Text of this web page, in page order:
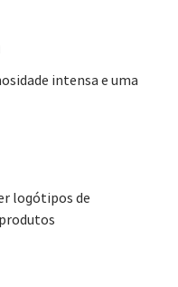
intensa e uma
logótipos de